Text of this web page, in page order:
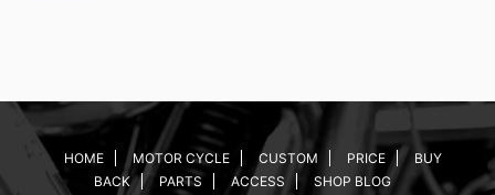
HOME MOTOR CYCLE CUSTOM PRICE
BUY
BACK
PARTS ACCESS SHOP BLOG